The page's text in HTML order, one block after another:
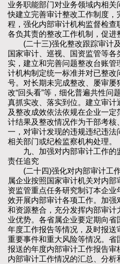
业务职能部门对业务领域内相
快建立完善审计整改工作制度
程，强化内部审计机构监督检查
各负其责的整改工作机制，促进
(二十三)强化整改跟踪审计及
国家审计、巡视、国资监管等
实，建立和完善问题整改台账管
计机构制定统一标准并对已整改
号。对长期未完成整改、屡审
改“回头看”等，细化普遍共性问
真抓实改、落实到位。建立审计
及整改成效依法依规在企业一
计结果及整改情况作为干部考核
一，对审计发现的违规违纪违法
相关部门或纪检监察机构处理。
九、加强对内部审计工作的
责任追究
(二十四)强化对内部审计工作
属企业按照国家审计机关对内部
资监管重点任务研究制订本企
效开展内部审计各项工作。加强
和资源整合，充分发挥内部审
业优势。各省属企业要定期向省
年度工作报告等情况，及时报送
重要事件和重大风险等情况。省
报送的年度内部审计工作报告审
内部审计工作情况的汇总、分析